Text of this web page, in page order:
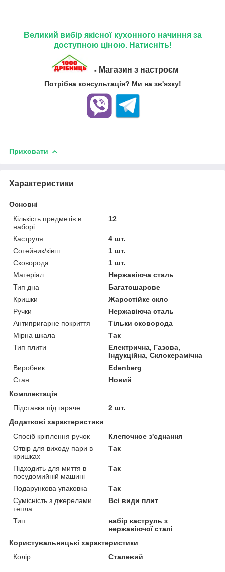
Великий вибір якісної кухонного начиння за
доступною ціною. Натисніть!
- Магазин з настроєм
Потрібна консультація? Ми на зв'язку!
Приховати
Характеристики
Основні
Кількість предметів в
наборі
12
Каструля
4 шт.
Сотейник/ківш
1 шт.
Сковорода
1 шт.
Матеріал
Нержавіюча сталь
Тип дна
Багатошарове
Кришки
Жаростійке скло
Ручки
Нержавіюча сталь
Антипригарне покриття
Тільки сковорода
Мірна шкала
Так
Тип плити
Електрична, Газова,
Індукційна, Склокерамічна
Виробник
Edenberg
Стан
Новий
Комплектація
Підставка під гаряче
2 шт.
Додаткові характеристики
Спосіб кріплення ручок
Клепочное з'єднання
Отвір для виходу пари в
кришках
Так
Підходить для миття в
посудомийній машині
Так
Подарункова упаковка
Так
Сумісність з джерелами
тепла
Всі види плит
Тип
набір каструль з
нержавіючої сталі
Користувальницькі характеристики
Колір
Сталевий